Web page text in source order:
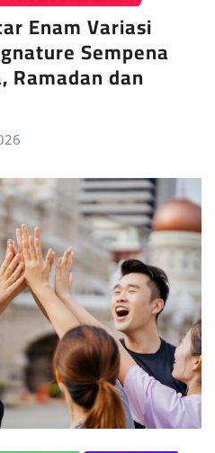
Enam Variasi
Sempena
Ramadan dan